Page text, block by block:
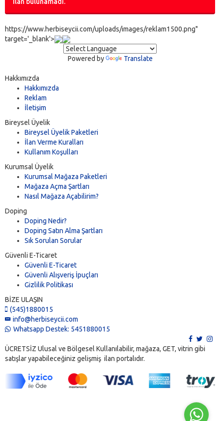
https://www.herbiseycii.com/uploads/images/reklam1500.png"
target='_blank'>
Powered by Translate
Hakkımızda
Hakkımızda
Reklam
İletişim
Bireysel Üyelik
Bireysel Üyelik Paketleri
İlan Verme Kuralları
Kullanım Koşulları
Kurumsal Üyelik
Kurumsal Mağaza Paketleri
Mağaza Açma Şartları
Nasıl Mağaza Açabilirim?
Doping
Doping Nedir?
Doping Satın Alma Şartları
Sık Sorulan Sorular
Güvenli E-Ticaret
Güvenli E-Ticaret
Güvenli Alışveriş İpuçları
Gizlilik Politikası
BİZE ULAŞIN
(545)1880015
info@herbiseycii.com
Whatsapp Destek: 5451880015
ÜCRETSİZ Ulusal ve Bölgesel Kullanılabilir, mağaza, GET, vitrin gibi
satışlar yapabileceğiniz gelişmiş ilan portalıdır.